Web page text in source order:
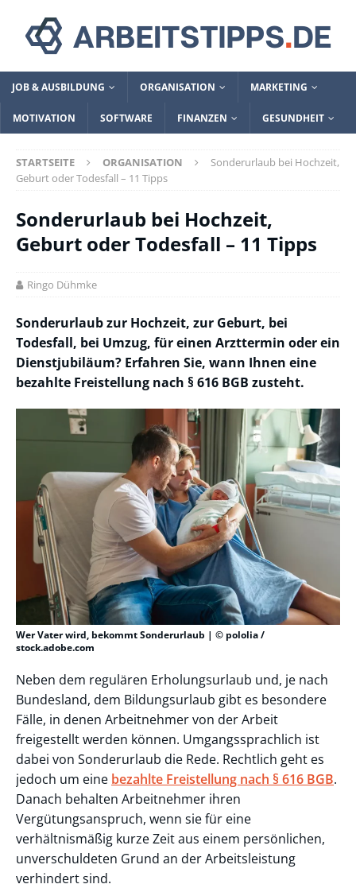
JOB & AUSBILDUNG ORGANISATION MARKETING
MOTIVATION SOFTWARE FINANZEN GESUNDHEIT
STARTSEITE ORGANISATION
Sonderurlaub bei Hochzeit,
Geburt oder Todesfall – 11 Tipps
Sonderurlaub bei Hochzeit,
Geburt oder Todesfall – 11 Tipps
Ringo Dühmke
Sonderurlaub zur Hochzeit, zur Geburt, bei
Todesfall, bei Umzug, für einen Arzttermin oder ein
Dienstjubiläum? Erfahren Sie, wann Ihnen eine
bezahlte Freistellung nach § 616 BGB zusteht.
Wer Vater wird, bekommt Sonderurlaub | © pololia /
stock.adobe.com
Neben dem regulären Erholungsurlaub und, je nach
Bundesland, dem Bildungsurlaub gibt es besondere
Fälle, in denen Arbeitnehmer von der Arbeit
freigestellt werden können. Umgangssprachlich ist
dabei von Sonderurlaub die Rede. Rechtlich geht es
jedoch um eine bezahlte Freistellung nach § 616 BGB.
Danach behalten Arbeitnehmer ihren
Vergütungsanspruch, wenn sie für eine
verhältnismäßig kurze Zeit aus einem persönlichen,
unverschuldeten Grund an der Arbeitsleistung
verhindert sind.